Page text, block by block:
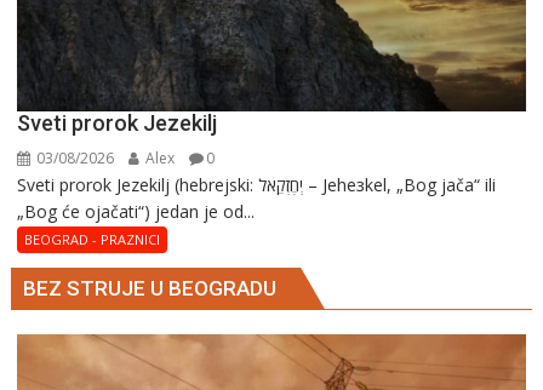
Sveti prorok Jezekilj
03/08/2026 Alex 0
Sveti prorok Jezekilj (hebrejski: יְחֶזְקֵאל – Jehезkel, „Bog jača“ ili
„Bog će ojačati“) jedan je od...
BEOGRAD - PRAZNICI
BEZ STRUJE U BEOGRADU